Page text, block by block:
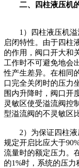
二、四柱液压机
1）四柱液压机溢
启闭特性。由于四柱
的作用，阀口开大和
工作时不可避免地会
性产生差异。在相同
口完全关闭时的压力
围内升降时，阀口开
灵敏区使受溢流阀控
型溢流阀的不灵敏区
2）为保证四柱液
规定开启比应大于
流量时的额定压力。
的1%时，系统的压